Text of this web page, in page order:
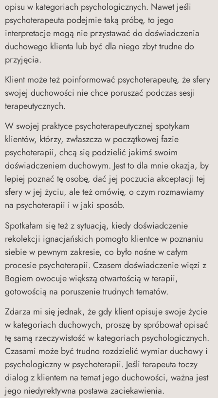
opisu w kategoriach psychologicznych. Nawet jeśli
psychoterapeuta podejmie taką próbę, to jego
interpretacje mogą nie przystawać do doświadczenia
duchowego klienta lub być dla niego zbyt trudne do
przyjęcia.
Klient może też poinformować psychoterapeutę, że sfery
swojej duchowości nie chce poruszać podczas sesji
terapeutycznych.
W swojej praktyce psychoterapeutycznej spotykam
klientów, którzy, zwłaszcza w początkowej fazie
psychoterapii, chcą się podzielić jakimś swoim
doświadczeniem duchowym. Jest to dla mnie okazja, by
lepiej poznać tę osobę, dać jej poczucia akceptacji tej
sfery w jej życiu, ale też omówię, o czym rozmawiamy
na psychoterapii i w jaki sposób.
Spotkałam się też z sytuacją, kiedy doświadczenie
rekolekcji ignacjańskich pomogło klientce w poznaniu
siebie w pewnym zakresie, co było nośne w całym
procesie psychoterapii. Czasem doświadczenie więzi z
Bogiem owocuje większą otwartością w terapii,
gotowością na poruszenie trudnych tematów.
Zdarza mi się jednak, że gdy klient opisuje swoje życie
w kategoriach duchowych, proszę by spróbował opisać
tę samą rzeczywistość w kategoriach psychologicznych.
Czasami może być trudno rozdzielić wymiar duchowy i
psychologiczny w psychoterapii. Jeśli terapeuta toczy
dialog z klientem na temat jego duchowości, ważna jest
jego niedyrektywna postawa zaciekawienia.